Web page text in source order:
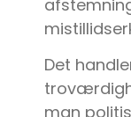
Det
man